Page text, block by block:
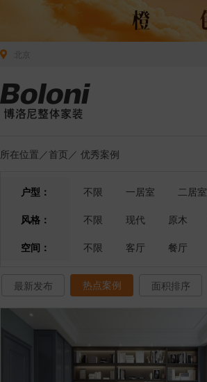
所在位置／首页 ／ 优秀案例
户型： 不限 一居室 二居室
风格：
不限 现代 原木
空间：
不限 客厅 餐厅
最新发布 热点案例 面积排序